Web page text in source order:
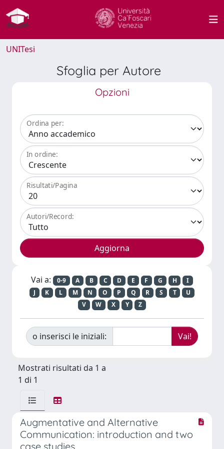
UNITesi
Sfoglia per Autore
Opzioni
Ordina per:
In ordine:
Risultati/Pagina
Autori/Record:
Vai a: 0-9 A B C D E F G H
I
J
K L M N O P Q R S T
U
V
W X Y Z
o inserisci le iniziali:
Mostrati risultati da 1 a
1 di 1
Augmentative and Alternative
Communication: introduction and two
case studies.